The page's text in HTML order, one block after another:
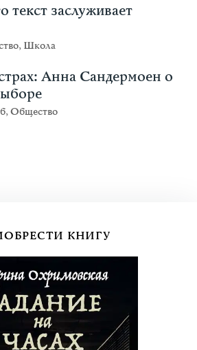
текст заслуживает
, Школа
Анна Сандермоен о
,Общество
КНИГУ